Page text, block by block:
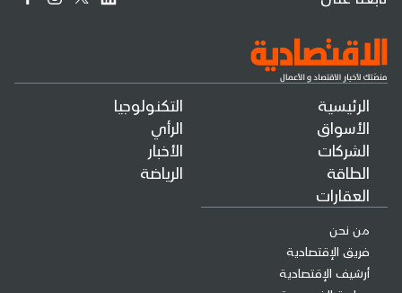
الرئيسية
الأسواق
الشركات
الطاقة
العقارات
التكنولوجيا
الرأي
الأخبار
الرياضة
من نحن
فريق الإقتصادية
أرشيف الإقتصادية